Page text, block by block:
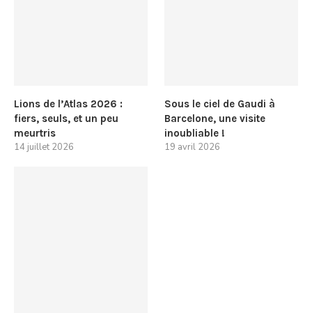
Lions de l’Atlas 2026 :
fiers, seuls, et un peu
meurtris
14 juillet 2026
Sous le ciel de Gaudi à
Barcelone, une visite
inoubliable !
19 avril 2026